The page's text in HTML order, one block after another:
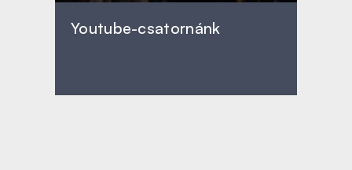
Youtube-csatornánk